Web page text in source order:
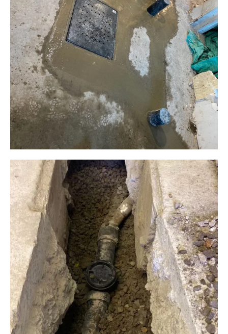
Plomberie ALM